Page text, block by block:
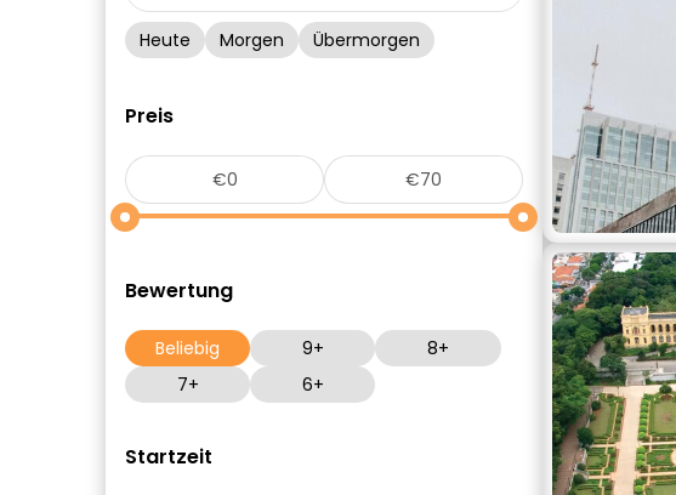
Heute Morgen Übermorgen
Preis
Bewertung
Beliebig 9+
8+
7+
6+
Startzeit